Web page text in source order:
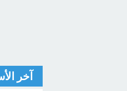
آخر